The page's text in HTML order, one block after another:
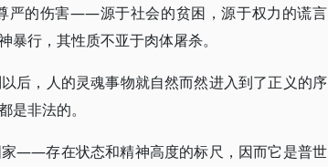
严的伤害——源于社会的贫困，源于权力的谎言
行，其性质不亚于肉体屠杀。
后，人的灵魂事物就自然而然进入到了正义的序
非法的。
——存在状态和精神高度的标尺，因而它是普世